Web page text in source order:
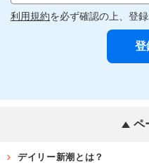
利用規約を必ず確認の上、登
ペ
デイリー新潮とは？